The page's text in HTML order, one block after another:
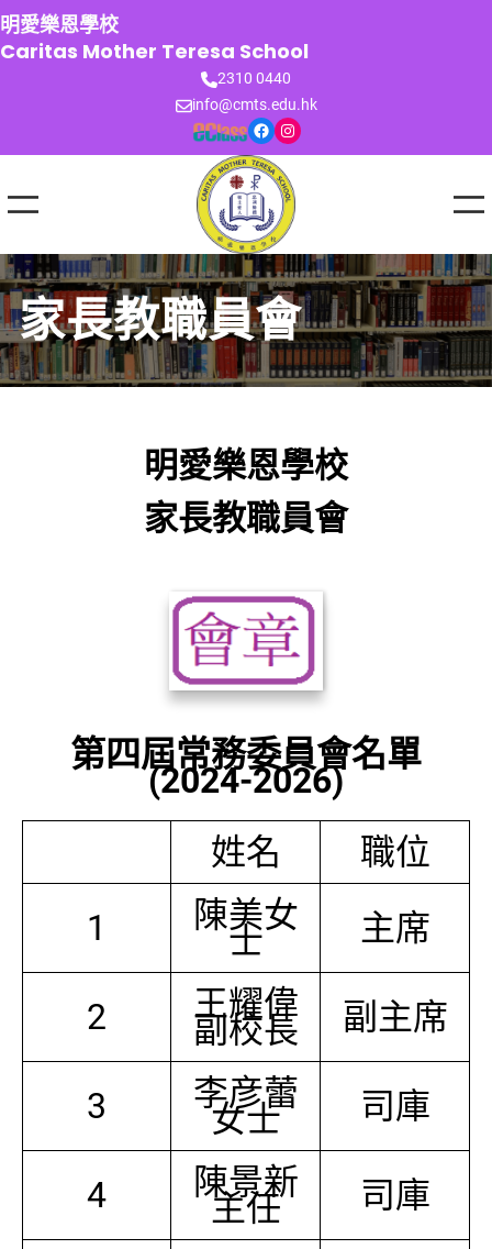
跳
至
主
明愛樂恩學校
Caritas Mother Teresa School
2310 0440
info@cmts.edu.hk
Facebook Instagram
家長教職員會
明愛樂恩學校
家長教職員會
第四屆常務委員會名單
(2024-2026)
姓名
職位
1
陳美女
士 主席
2 王耀偉
副校長 副主席
3 李彦蕾
女士 司庫
4 陳景新
主任 司庫